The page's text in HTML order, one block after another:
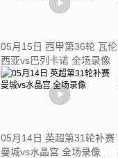
05月15日 西甲第36轮 瓦伦
西亚vs巴列卡诺 全场录像
05月14日 英超第31轮补赛
曼城vs水晶宫 全场录像